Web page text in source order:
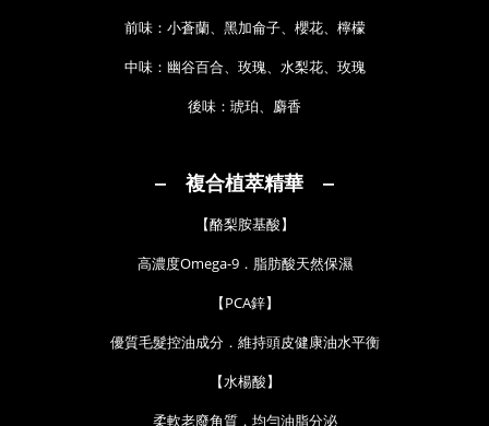
前味：小蒼蘭、黑加侖子、櫻花、檸檬
中味：幽谷百合、玫瑰、水梨花、玫瑰
後味：琥珀、麝香
‒ 複合植萃精華 ‒
【酪梨胺基酸】
高濃度Omega-9．脂肪酸天然保濕
【PCA鋅】
優質毛髮控油成分．維持頭皮健康油水平衡
【水楊酸】
柔軟老廢角質．均勻油脂分泌